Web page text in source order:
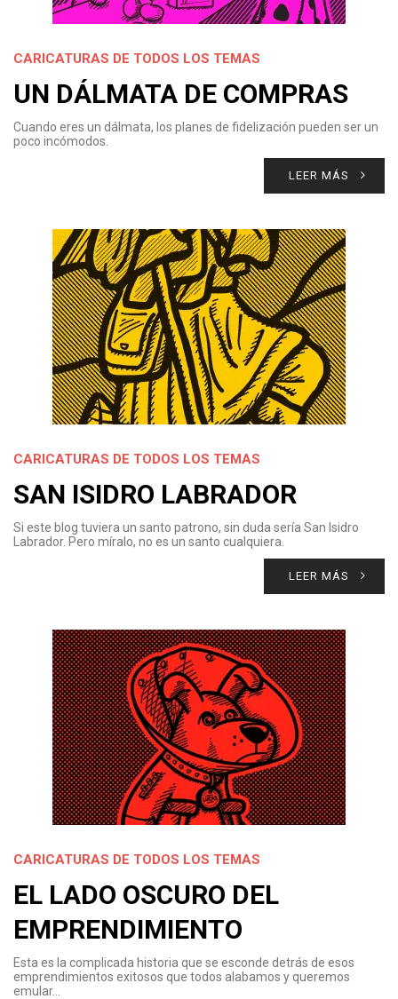
CARICATURAS DE TODOS LOS TEMAS
UN DÁLMATA DE COMPRAS
Cuando eres un dálmata, los planes de fidelización pueden ser un
poco incómodos.
LEER MÁS
CARICATURAS DE TODOS LOS TEMAS
SAN ISIDRO LABRADOR
Si este blog tuviera un santo patrono, sin duda sería San Isidro
Labrador. Pero míralo, no es un santo cualquiera.
LEER MÁS
CARICATURAS DE TODOS LOS TEMAS
EL LADO OSCURO DEL
EMPRENDIMIENTO
Esta es la complicada historia que se esconde detrás de esos
emprendimientos exitosos que todos alabamos y queremos
emular…